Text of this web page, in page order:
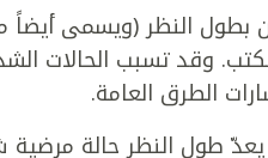
بطول النظر (ويسمى أيضاً
وقد تسبب الحالات
الطرق العامة.